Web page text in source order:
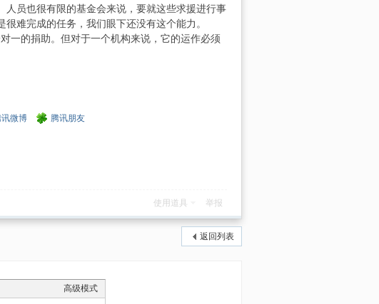
人员也很有限的基金会来说，要就这些求援进行事
难完成的任务，我们眼下还没有这个能力。
的捐助。但对于一个机构来说，它的运作必须
讯微博 腾讯朋友
使用道具 举报
返回列表
高级模式